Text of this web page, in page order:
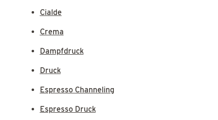
Cialde
Crema
Dampfdruck
Druck
Espresso Channeling
Espresso Druck